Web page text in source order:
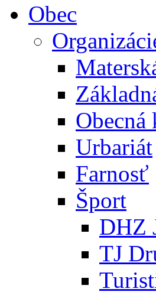
Obec
Obecná
Urbariát
Farnosť
Šport
DHZ
TJ